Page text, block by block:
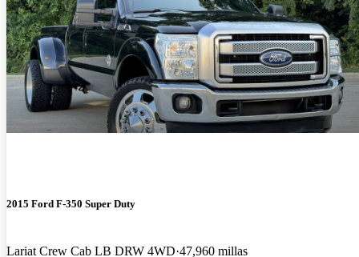
2015 Ford F-350 Super Duty
Lariat Crew Cab LB DRW 4WD 47,960 millas